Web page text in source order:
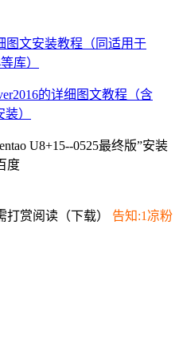
图文安装教程（同适用于
库）
的详细图文教程（含
）
U8+15--0525最终版”安装
度
打赏阅读（下载） 告知:1凉粉